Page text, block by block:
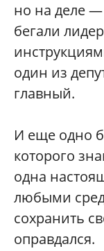
но на деле
бегали
один из
главный.
И еще одно
которого
одна
любыми
сохранить
оправдался.